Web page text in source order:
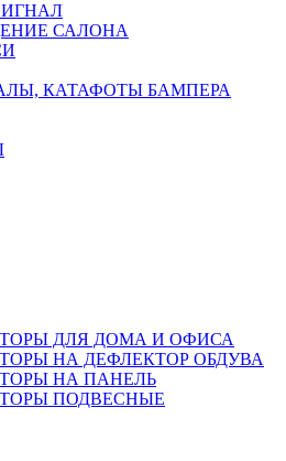
САЛОНА
КАТАФОТЫ БАМПЕРА
ДЛЯ ДОМА И ОФИСА
НА ДЕФЛЕКТОР ОБДУВА
НА ПАНЕЛЬ
ПОДВЕСНЫЕ